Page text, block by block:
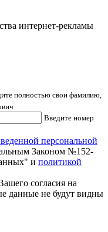
интернет-рекламы
полностью свои фамилию,
Введите номер
персональной
Законом №152-
и политикой
согласия на
данные не будут видны